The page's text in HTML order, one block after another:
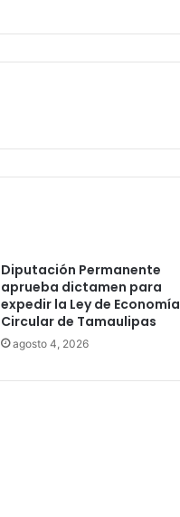
Diputación Permanente
aprueba dictamen para
expedir la Ley de Economía
Circular de Tamaulipas
agosto 4, 2026